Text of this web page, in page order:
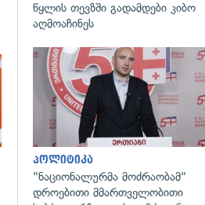
წყლის თევზში გადამდები კიბო
აღმოაჩინეს
პოლიტიკა
"ნაციონალურმა მოძრაობამ"
დროებითი მმართველობითი